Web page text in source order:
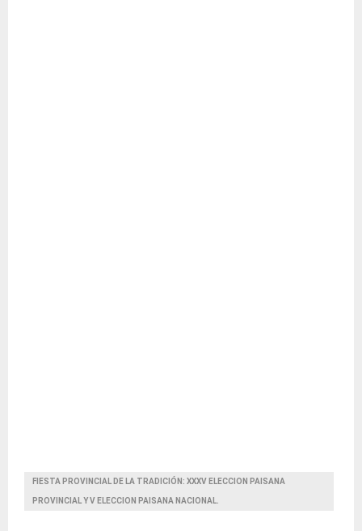
FIESTA PROVINCIAL DE LA TRADICIÓN: XXXV ELECCION PAISANA
PROVINCIAL Y V ELECCION PAISANA NACIONAL.